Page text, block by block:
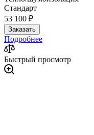
Стандарт
53 100 ₽
Заказать
Подробнее
Быстрый просмотр